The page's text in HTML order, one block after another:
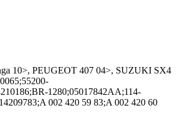
10>, PEUGEOT 407 04>, SUZUKI SX4
1280;05017842AA;114-
002 420 59 83;A 002 420 60